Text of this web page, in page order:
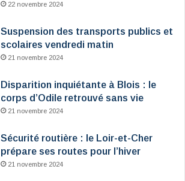
22 novembre 2024
Suspension des transports publics et
scolaires vendredi matin
21 novembre 2024
Disparition inquiétante à Blois : le
corps d’Odile retrouvé sans vie
21 novembre 2024
Sécurité routière : le Loir-et-Cher
prépare ses routes pour l’hiver
21 novembre 2024